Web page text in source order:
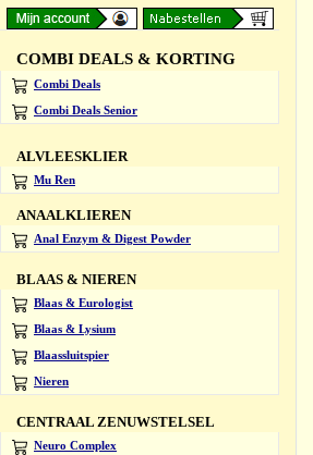
COMBI DEALS & KORTING
Combi Deals
Combi Deals Senior
ALVLEESKLIER
Mu Ren
ANAALKLIEREN
Anal Enzym & Digest Powder
BLAAS & NIEREN
Blaas & Eurologist
Blaas & Lysium
Blaassluitspier
Nieren
CENTRAAL ZENUWSTELSEL
Neuro Complex